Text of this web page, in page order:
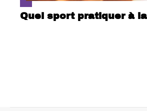
Quel sport pratiquer à